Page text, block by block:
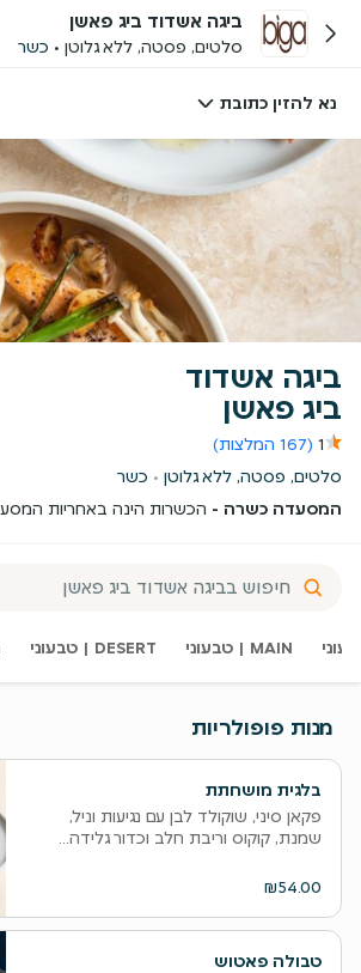
ביגה אשדוד ביג פאשן
סלטים, פסטה, ללא גלוטן כשר
נא להזין כתובת
ביגה אשדוד
ביג פאשן
1 (167 המלצות)
סלטים, פסטה, ללא גלוטן
כשר
המסעדה כשרה - הכשרות הינה באחריות
MAIN | טבעוני DESERT | טבעוני
מנות פופולריות
בלגית מושחתת
פקאן סיני, שוקולד לבן עם נגיעות וניל,
שמנת, קוקוס וריבת חלב וכדור גלידה...
₪54.00
טבולה פאטוש